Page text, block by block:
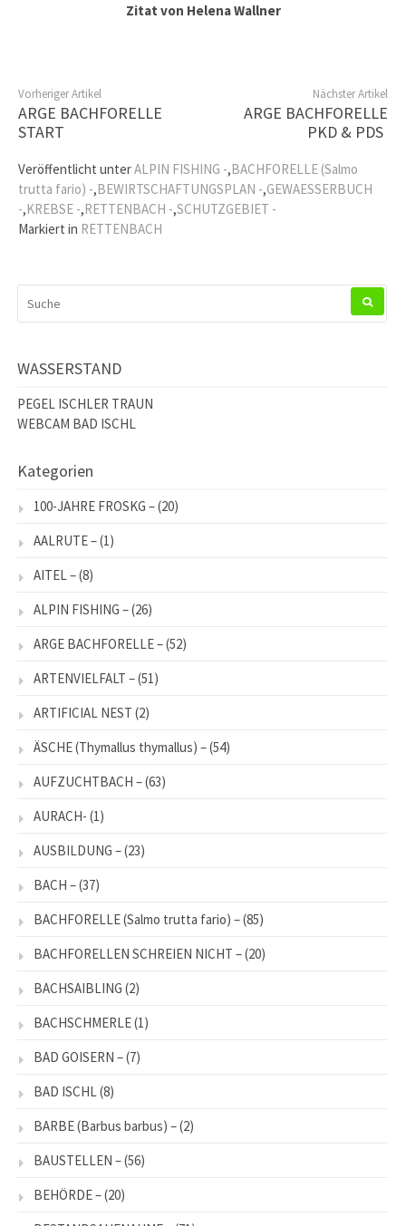
Zitat von Helena Wallner
Vorheriger Artikel
ARGE BACHFORELLE
START
Nächster Artikel
ARGE BACHFORELLE
PKD & PDS
Veröffentlicht unterALPIN FISHING -,BACHFORELLE (Salmo
trutta fario) -,BEWIRTSCHAFTUNGSPLAN -,GEWAESSERBUCH
-,KREBSE -,RETTENBACH -,SCHUTZGEBIET -
Markiert in RETTENBACH
NACH:
WASSERSTAND
PEGEL ISCHLER TRAUN
WEBCAM BAD ISCHL
Kategorien
100-JAHRE FROSKG –(20)
AALRUTE –(1)
AITEL –(8)
ALPIN FISHING –(26)
ARGE BACHFORELLE –(52)
ARTENVIELFALT –(51)
ARTIFICIAL NEST (2)
ÄSCHE (Thymallus thymallus) –(54)
AUFZUCHTBACH –(63)
AURACH- (1)
AUSBILDUNG –(23)
BACH –(37)
BACHFORELLE (Salmo trutta fario) –(85)
BACHFORELLEN SCHREIEN NICHT –(20)
BACHSAIBLING (2)
BACHSCHMERLE(1)
BAD GOISERN –(7)
BAD ISCHL(8)
BARBE (Barbus barbus) –(2)
BAUSTELLEN –(56)
BEHÖRDE –(20)